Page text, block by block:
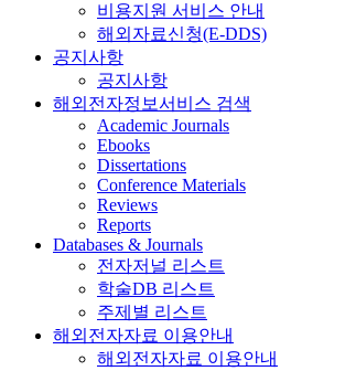
비용지원 서비스 안내
해외자료신청(E-DDS)
공지사항
공지사항
해외전자정보서비스 검색
Academic Journals
Ebooks
Dissertations
Conference Materials
Reviews
Reports
Databases & Journals
전자저널 리스트
학술DB 리스트
주제별 리스트
해외전자자료 이용안내
해외전자자료 이용안내